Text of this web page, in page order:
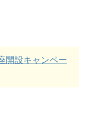
開設キャンペー